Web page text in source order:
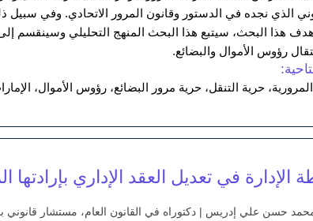
الذي نجده في الدستور وقانون المرور الاتحادي. وفي
هذا البحث، سيتبع هذا البحث المنهج التحليلي وسينقسم
رؤوس الأموال والبضائع.
حرية التنقل، حرية مرور البضائع، رؤوس الأموال،
في تعديل العقد الإداري
محمد حسن علي إدريس | دكتوراه في القانون العام، مستشار قانوني